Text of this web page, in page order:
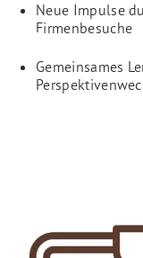
Neue Impulse
Firmenbesuche
Gemeinsames